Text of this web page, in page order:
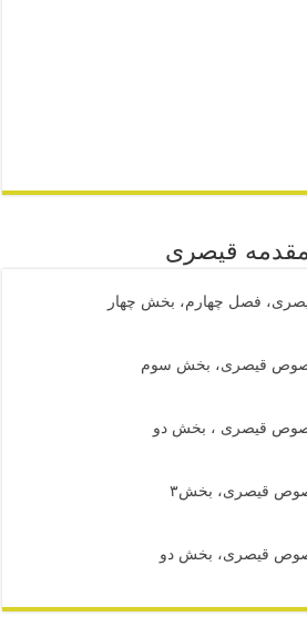
قیصری
فصل چهارم، بخش چهار
قیصری، بخش سوم
قیصری ، بخش دو
قیصری، بخش۳
قیصری، بخش دو